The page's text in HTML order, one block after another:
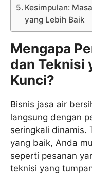
Kesimpulan:
yang Lebih Baik
Mengapa
dan Teknisi
Kunci?
Bisnis jasa air
langsung dengan
seringkali dinamis.
yang baik, Anda
seperti pesanan
teknisi yang